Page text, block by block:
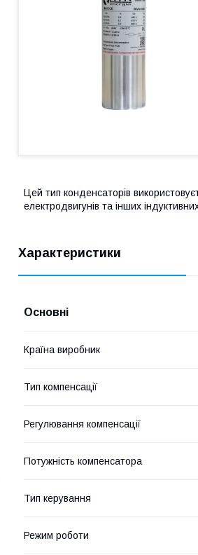
Цей тип конденсаторів
електродвигунів та інших
Характеристики
Основні
Країна виробник
Тип компенсації
Регулювання компенсації
Потужність компенсатора
Тип керування
Режим роботи